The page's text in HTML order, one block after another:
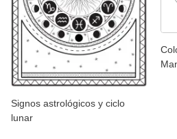
Signos astrológicos y ciclo
lunar